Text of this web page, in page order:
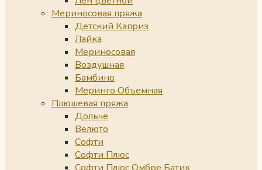
Мериносовая пряжа
Детский Каприз
Лайка
Мериносовая
Воздушная
Бамбино
Меринго Объемная
Плюшевая пряжа
Дольче
Велюто
Софти
Софти Плюс